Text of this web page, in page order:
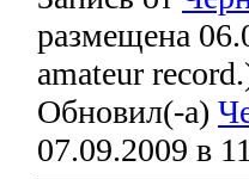
размещена
amateur
Обновил(-а)
07.09.2009 в